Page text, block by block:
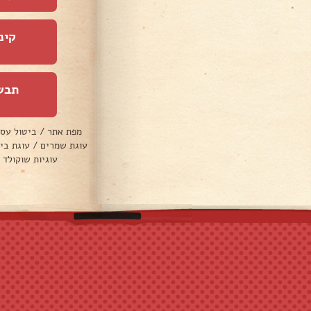
מפת אתר / ביטול
עוגת שמרים / עוגת
עוגיות